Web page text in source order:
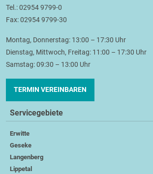
Tel.: 02954 9799-0
Fax: 02954 9799-30
Montag, Donnerstag: 13:00 – 17:30 Uhr
Dienstag, Mittwoch, Freitag: 11:00 – 17:30 Uhr
Samstag: 09:30 – 13:00 Uhr
TERMIN VEREINBAREN
Servicegebiete
Erwitte
Geseke
Langenberg
Lippetal